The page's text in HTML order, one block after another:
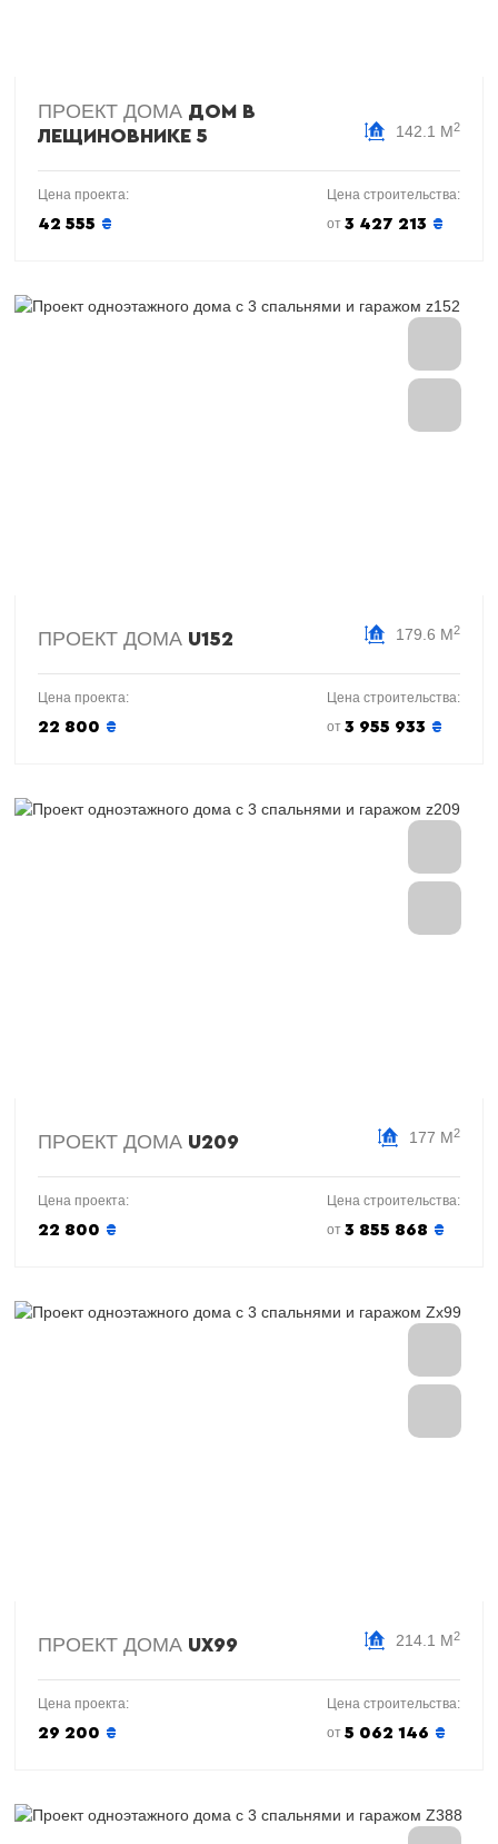
ПРОЕКТ ДОМА ДОМ В
ЛЕЩИНОВНИКЕ 5
142.1 М2
Цена проекта:
42 555 ₴
Цена строительства:
от 3 427 213 ₴
ПРОЕКТ ДОМА U152 179.6 М2
Цена проекта:
22 800 ₴
Цена строительства:
от 3 955 933 ₴
ПРОЕКТ ДОМА U209 177 М2
Цена проекта:
22 800 ₴
Цена строительства:
от 3 855 868 ₴
ПРОЕКТ ДОМА UX99 214.1 М2
Цена проекта:
29 200 ₴
Цена строительства:
от 5 062 146 ₴